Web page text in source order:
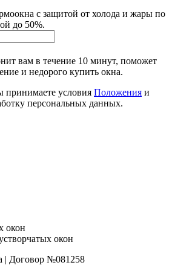
с защитой от холода и жары по
до 50%.
вам в течение 10 минут, поможет
и недорого купить окна.
условия Положения и
персональных данных.
окон
окон
| Договор №081258